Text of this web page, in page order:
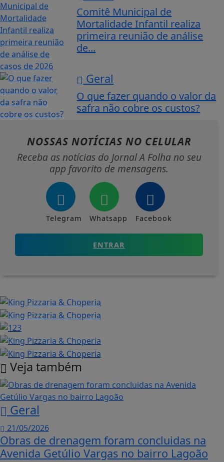
Comitê Municipal de
Mortalidade Infantil realiza
primeira reunião de análise
de...
Geral
O que fazer quando o valor da
safra não cobre os custos?
NOSSAS NOTÍCIAS NO CELULAR
Receba as notícias do Jornal A Folha no seu
app favorito de mensagens.
Telegram Whatsapp Facebook
ENTRAR
Veja também
Geral
21/05/2026
Obras de drenagem foram concluidas na
Avenida Getúlio Vargas no bairro Lagoão